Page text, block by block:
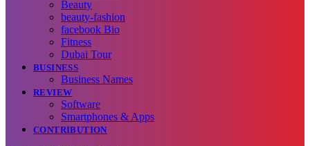
Beauty
beauty-fashion
facebook Bio
Fitness
Dubai Tour
BUSINESS
Business Names
REVIEW
Software
Smartphones & Apps
CONTRIBUTION